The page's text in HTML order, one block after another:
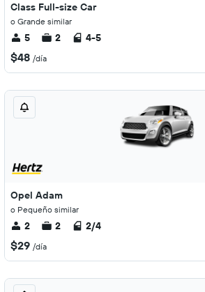
Class Full-size Car
o Grande similar
5 2 4-5
$48 /día
Opel Adam
o Pequeño similar
2 2 2/4
$29 /día